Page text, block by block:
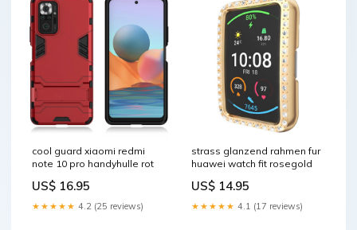
cool guard xiaomi redmi
note 10 pro handyhulle rot
US$ 16.95
★★★★★ 4.2 (25 reviews)
strass glanzend rahmen fur
huawei watch fit rosegold
US$ 14.95
★★★★★ 4.1 (17 reviews)